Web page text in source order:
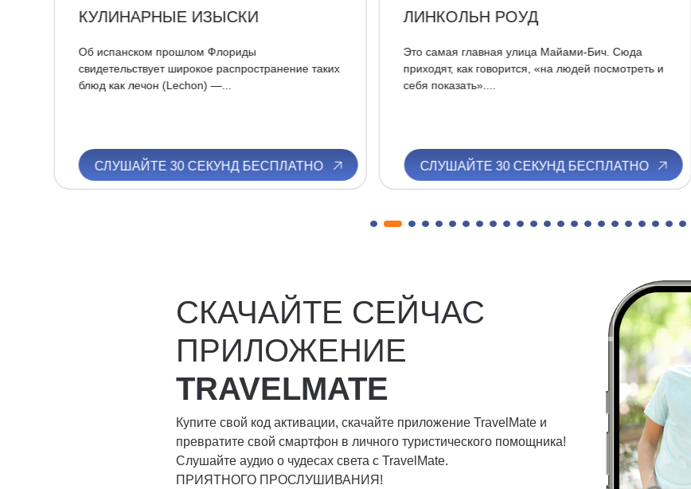
КУЛИНАРНЫЕ ИЗЫСКИ
Об испанском прошлом Флориды
свидетельствует широкое распространение таких
блюд как лечон (Lechon) —...
СЛУШАЙТЕ 30 СЕКУНД БЕСПЛАТНО
ЛИНКОЛЬН РОУД
Это самая главная улица Майами-Бич. Сюда
приходят, как говорится, «на людей посмотреть и
себя показать»....
СЛУШАЙТЕ 30 СЕКУНД БЕСПЛАТНО
СКАЧАЙТЕ СЕЙЧАС
ПРИЛОЖЕНИЕ
TRAVELMATE
Купите свой код активации, скачайте приложение TravelMate и
превратите свой смартфон в личного туристического помощника!
Слушайте аудио о чудесах света с TravelMate.
ПРИЯТНОГО ПРОСЛУШИВАНИЯ!